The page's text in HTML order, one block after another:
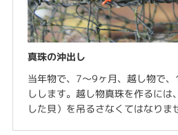
真珠の沖出し
当年物で、7～9ヶ月、越し物で
しします。越し物真珠を作るに
した貝）を吊るさなくてはなりま